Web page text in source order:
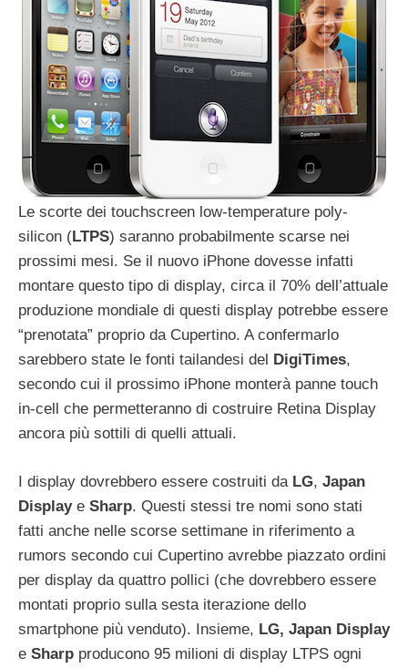
Le scorte dei touchscreen low-temperature poly-
silicon (LTPS) saranno probabilmente scarse nei
prossimi mesi. Se il nuovo iPhone dovesse infatti
montare questo tipo di display, circa il 70% dell’attuale
produzione mondiale di questi display potrebbe essere
“prenotata” proprio da Cupertino. A confermarlo
sarebbero state le fonti tailandesi del
DigiTimes,
secondo cui il prossimo iPhone monterà panne touch
in-cell che permetteranno di costruire Retina Display
ancora più sottili di quelli attuali.
I display dovrebbero essere costruiti da LG, Japan
Displaye Sharp. Questi stessi tre nomi sono stati
fatti anche nelle scorse settimane in riferimento a
rumors secondo cui Cupertino avrebbe piazzato ordini
per display da quattro pollici (che dovrebbero essere
montati proprio sulla sesta iterazione dello
smartphone più venduto). Insieme, LG, Japan Display
e Sharp producono 95 milioni di display LTPS ogni